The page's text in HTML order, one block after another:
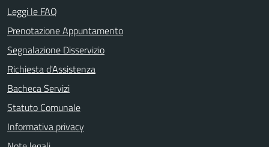
Leggi le FAQ
Prenotazione Appuntamento
Segnalazione Disservizio
Richiesta d'Assistenza
Bacheca Servizi
Statuto Comunale
Informativa privacy